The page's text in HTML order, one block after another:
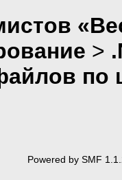
>
по
Powered by SMF